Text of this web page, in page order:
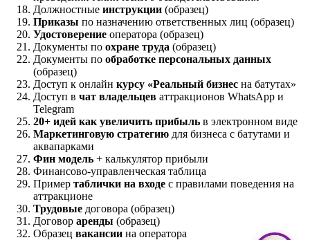
Должностные инструкции (образец)
Приказы по назначению ответственных лиц (образец)
Удостоверение оператора (образец)
Документы по охране труда (образец)
Документы по обработке персональных данных
(образец)
Доступ к онлайн курсу «Реальный бизнес на батутах»
Доступ в чат владельцев аттракционов WhatsApp и
Telegram
20+ идей как увеличить прибыль в электронном виде
Маркетинговую стратегию для бизнеса с батутами и
аквапарками
Фин модель + калькулятор прибыли
Финансово-управленческая таблица
Пример таблички на входе с правилами поведения на
аттракционе
Трудовые договора (образец)
Договор аренды (образец)
Образец вакансии на оператора